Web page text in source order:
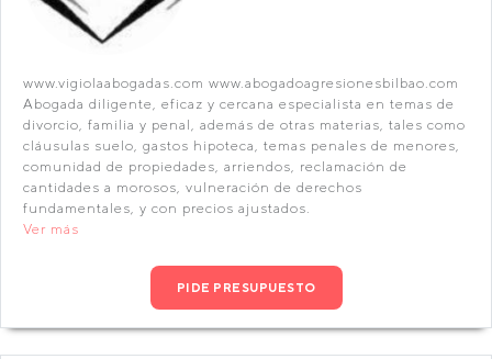
www.vigiolaabogadas.com www.abogadoagresionesbilbao.com
Abogada diligente, eficaz y cercana especialista en temas de
divorcio, familia y penal, además de otras materias, tales como
cláusulas suelo, gastos hipoteca, temas penales de menores,
comunidad de propiedades, arriendos, reclamación de
cantidades a morosos, vulneración de derechos
fundamentales, y con precios ajustados.
Ver más
PIDE PRESUPUESTO